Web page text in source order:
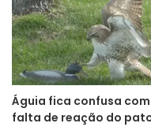
Águia fica confusa com
falta de reação do